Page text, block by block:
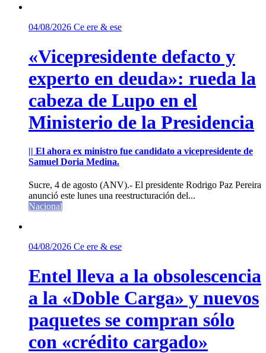
04/08/2026 Ce ere & ese
«Vicepresidente defacto y
experto en deuda»: rueda la
cabeza de Lupo en el
Ministerio de la Presidencia
|| El ahora ex ministro fue candidato a vicepresidente de
Samuel Doria Medina.
Sucre, 4 de agosto (ANV).- El presidente Rodrigo Paz Pereira
anunció este lunes una reestructuración del...
Nacional
04/08/2026 Ce ere & ese
Entel lleva a la obsolescencia
a la «Doble Carga» y nuevos
paquetes se compran sólo
con «crédito cargado»